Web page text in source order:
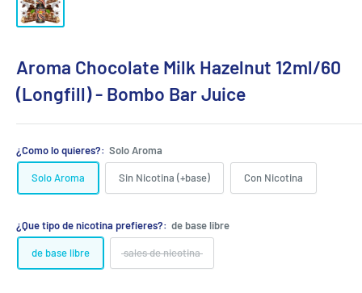
Aroma Chocolate Milk Hazelnut 12ml/60
(Longfill) - Bombo Bar Juice
¿Como lo quieres?: Solo Aroma
Solo Aroma Sin Nicotina (+base) Con Nicotina
¿Que tipo de nicotina prefieres?: de base libre
de base libre sales de nicotina